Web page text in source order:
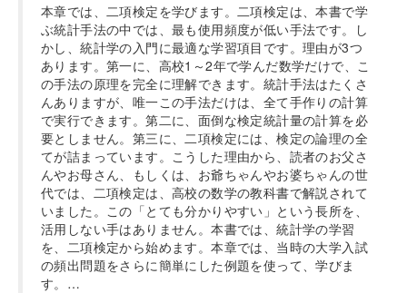
本章では、二項検定を学びます。二項検定は、本書で学
ぶ統計手法の中では、最も使用頻度が低い手法です。し
かし、統計学の入門に最適な学習項目です。理由が3つ
あります。第一に、高校1～2年で学んだ数学だけで、こ
の手法の原理を完全に理解できます。統計手法はたくさ
んありますが、唯一この手法だけは、全て手作りの計算
で実行できます。第二に、面倒な検定統計量の計算を必
要としません。第三に、二項検定には、検定の論理の全
てが詰まっています。こうした理由から、読者のお父さ
んやお母さん、もしくは、お爺ちゃんやお婆ちゃんの世
代では、二項検定は、高校の数学の教科書で解説されて
いました。この「とても分かりやすい」という長所を、
活用しない手はありません。本書では、統計学の学習
を、二項検定から始めます。本章では、当時の大学入試
の頻出問題をさらに簡単にした例題を使って、学びま
す。…